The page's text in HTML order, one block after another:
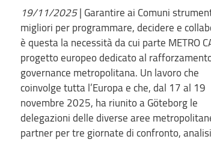
19/11/2025| Garantire ai Comuni
migliori per programmare, decidere e
è questa la necessità da cui parte METRO
progetto europeo dedicato al
governance metropolitana. Un lavoro che
coinvolge tutta l’Europa e che, dal 17 al 19
novembre 2025, ha riunito a Göteborg le
delegazioni delle diverse aree
partner per tre giornate di confronto,